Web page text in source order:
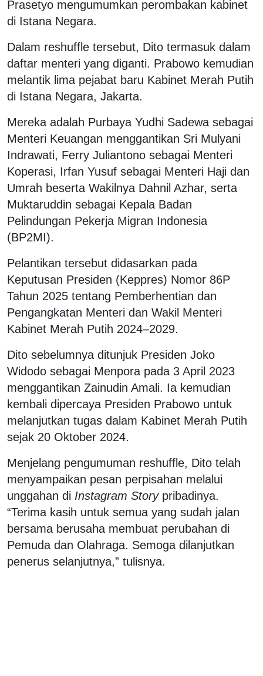
Prasetyo mengumumkan perombakan kabinet
di Istana Negara.
Dalam reshuffle tersebut, Dito termasuk dalam
daftar menteri yang diganti. Prabowo kemudian
melantik lima pejabat baru Kabinet Merah Putih
di Istana Negara, Jakarta.
Mereka adalah Purbaya Yudhi Sadewa sebagai
Menteri Keuangan menggantikan Sri Mulyani
Indrawati, Ferry Juliantono sebagai Menteri
Koperasi, Irfan Yusuf sebagai Menteri Haji dan
Umrah beserta Wakilnya Dahnil Azhar, serta
Muktaruddin sebagai Kepala Badan
Pelindungan Pekerja Migran Indonesia
(BP2MI).
Pelantikan tersebut didasarkan pada
Keputusan Presiden (Keppres) Nomor 86P
Tahun 2025 tentang Pemberhentian dan
Pengangkatan Menteri dan Wakil Menteri
Kabinet Merah Putih 2024–2029.
Dito sebelumnya ditunjuk Presiden Joko
Widodo sebagai Menpora pada 3 April 2023
menggantikan Zainudin Amali. Ia kemudian
kembali dipercaya Presiden Prabowo untuk
melanjutkan tugas dalam Kabinet Merah Putih
sejak 20 Oktober 2024.
Menjelang pengumuman reshuffle, Dito telah
menyampaikan pesan perpisahan melalui
unggahan di Instagram Storypribadinya.
“Terima kasih untuk semua yang sudah jalan
bersama berusaha membuat perubahan di
Pemuda dan Olahraga. Semoga dilanjutkan
penerus selanjutnya,” tulisnya.